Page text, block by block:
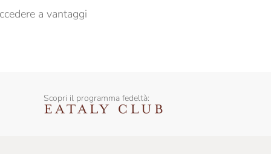
a vantaggi
Scopri il programma fedeltà: